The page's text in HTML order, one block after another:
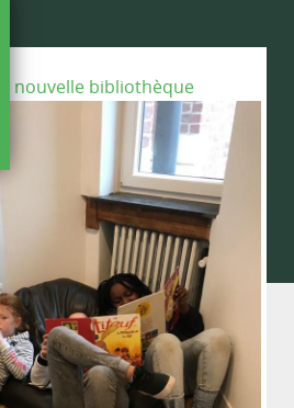
La nouvelle bibliothèque